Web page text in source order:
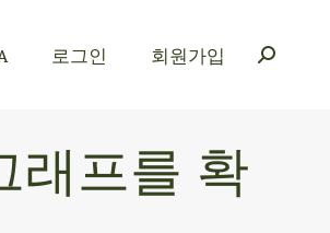
로그인 회원가입
래프를 확
로그인 회원가입